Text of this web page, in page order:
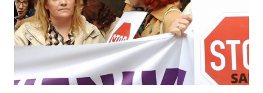
en Ajuria Enea y no paraba de contar a tirios y troyanos que
Euskal Herria era un pueblo con 7.000 años de antigüedad.
Por fin llegaba la arqueología para confirmar sus teorías.
Tuvo que ser su consejera de Cultura y portavoz Miren
Azkarate ...